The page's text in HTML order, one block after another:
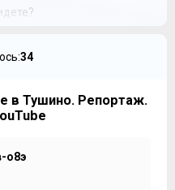
всем дольщикам
квартала 2019, все по
я говорила, что
в первом квартале 2019.
перепутала?
было в рамках не столько
у нас в любом случае,
сдать дом раньше, но
34
в Тушино. Репортаж.
о8э